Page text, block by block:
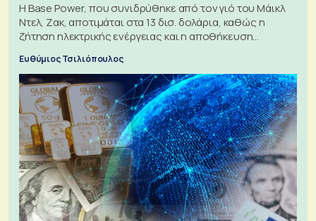
Η Base Power, που συνιδρύθηκε από τον γιό του Μάικλ
Ντελ, Ζακ, αποτιμάται στα 13 δισ. δολάρια, καθώς η
ζήτηση ηλεκτρικής ενέργειας και η αποθήκευση
Ευθύμιος Τσιλιόπουλος